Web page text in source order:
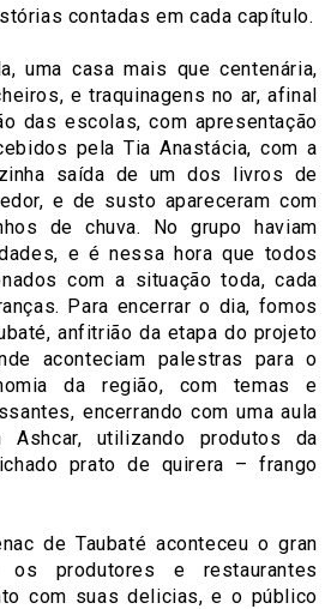
contadas em cada capítulo.
uma casa mais que centenária,
e traquinagens no ar, afinal
das escolas, com apresentação
pela Tia Anastácia, com a
saída de um dos livros de
e de susto apareceram com
de chuva. No grupo haviam
e é nessa hora que todos
com a situação toda, cada
Para encerrar o dia, fomos
anfitrião da etapa do projeto
aconteciam palestras para o
da região, com temas e
encerrando com uma aula
utilizando produtos da
prato de quirera – frango
de Taubaté aconteceu o gran
produtores e restaurantes
com suas delicias, e o público